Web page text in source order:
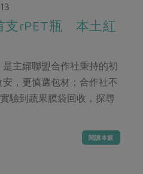
烘焙
支持本土農糧
減塑減廢
食農教育
支rPET瓶 本土紅
是主婦聯盟合作社秉持的初
，更慎選包材；合作社不
驗到蔬果膜袋回收，探尋
閱讀本篇